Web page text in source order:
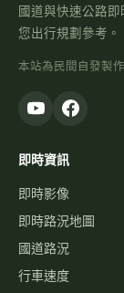
國道與快速公路
您出行規劃參考。
本站為民間自發製
即時資訊
即時影像
即時路況地圖
國道路況
行車速度